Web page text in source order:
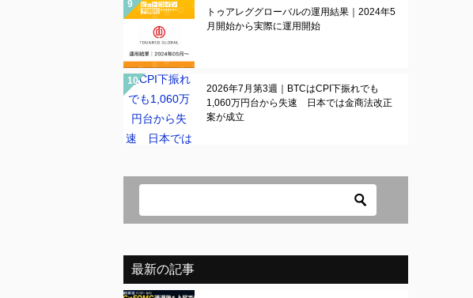
トゥアレググローバルの運用結果｜2024年5
月開始から実際に運用開始
2026年7月第3週｜BTCはCPI下振れでも
1,060万円台から失速 日本では金商法改正
案が成立
最新の記事